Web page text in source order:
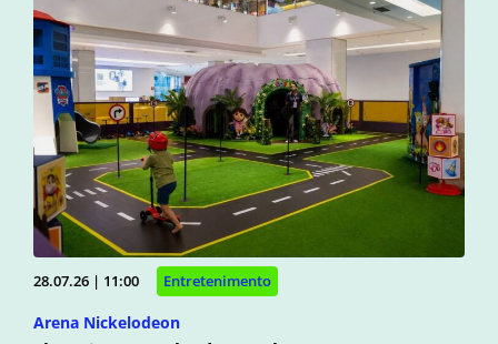
28.07.26 | 11:00 Entretenimento
Arena Nickelodeon